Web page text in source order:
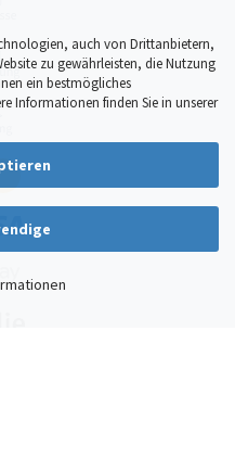
auch von Drittanbietern,
zu gewährleisten, die Nutzung
ein bestmögliches
Informationen finden Sie in unserer